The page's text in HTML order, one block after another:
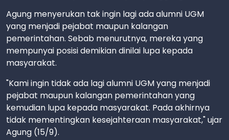
Agung menyerukan tak ingin lagi ada alumni UGM
yang menjadi pejabat maupun kalangan
pemerintahan. Sebab menurutnya, mereka yang
mempunyai posisi demikian dinilai lupa kepada
masyarakat.
"Kami ingin tidak ada lagi alumni UGM yang menjadi
pejabat maupun kalangan pemerintahan yang
kemudian lupa kepada masyarakat. Pada akhirnya
tidak mementingkan kesejahteraan masyarakat," ujar
Agung (15/9).